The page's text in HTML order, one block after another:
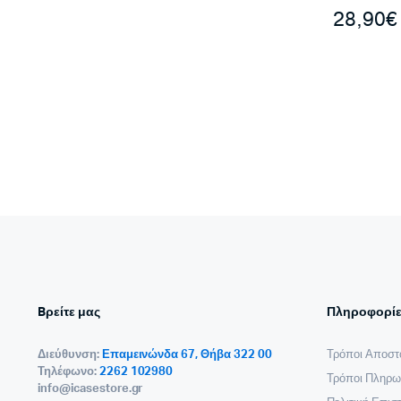
28,90€
Bρείτε μας
Διεύθυνση: Επαμεινώνδα 67, Θήβα 322 00
Τηλέφωνο: 2262 102980
info@icasestore.gr
Τρόποι
Τρόποι